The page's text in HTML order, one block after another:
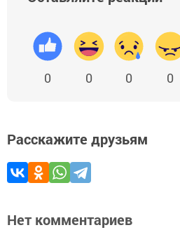
0 0 0 0
Расскажите друзьям
Нет комментариев